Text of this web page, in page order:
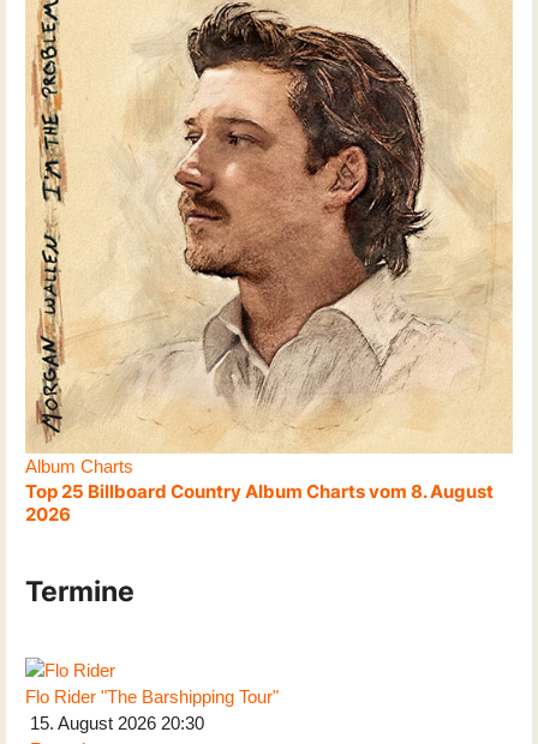
Album Charts
Top 25 Billboard Country Album Charts vom 8. August
2026
Termine
Flo Rider "The Barshipping Tour"
15. August 2026 20:30